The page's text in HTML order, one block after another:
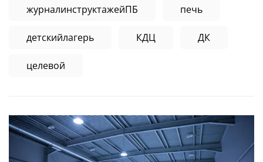
журналинструктажейПБ печь
детскийлагерь КДЦ ДК
целевой